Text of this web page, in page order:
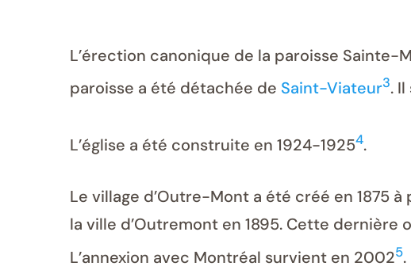
L’érection canonique de la paroisse Sainte-
paroisse a été détachée de Saint-Viateur3.
L’église a été construite en 1924-19254.
Le village d’Outre-Mont a été créé en 1875
la ville d’Outremont en 1895. Cette
L’annexion avec Montréal survient en 20025.